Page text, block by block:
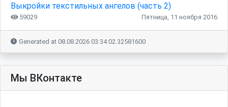
Выкройки текстильных ангелов (часть 2)
59029 Пятница, 11 ноября 2016
Generated at 08.08.2026 03:34:02.32581600
Мы ВКонтакте